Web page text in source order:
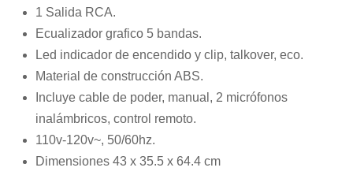
1 Salida RCA.
Ecualizador grafico 5 bandas.
Led indicador de encendido y clip, talkover, eco.
Material de construcción ABS.
Incluye cable de poder, manual, 2 micrófonos
inalámbricos, control remoto.
110v-120v~, 50/60hz.
Dimensiones 43 x 35.5 x 64.4 cm